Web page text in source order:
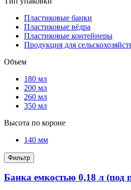
Пластиковые банки
Пластиковые вёдра
Пластиковые контейнеры
Продукция для
Объем
180 мл
200 мл
260 мл
350 мл
Высота по короне
140 мм
Фильтр
Банка емкостью 0,18 л (под